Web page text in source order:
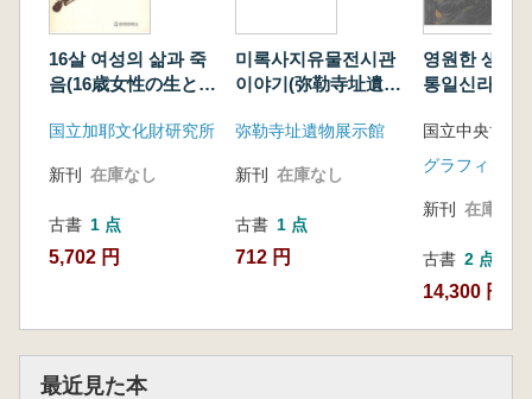
16살 여성의 삶과 죽
음(16歳女性の生と
年前)
国立加耶文化財研究所
新刊 在庫なし
古書 1 点
5,702 円
미록사지유물전시관
이야기(弥勒寺址遺物
弥勒寺址遺物展示館
新刊 在庫なし
古書 1 点
712 円
영원한 생
통일신라 조
一新羅彫刻)
国立中央博
グラフィック
新刊 在庫なし
古書 2 点
14,300 円~
最近見た本